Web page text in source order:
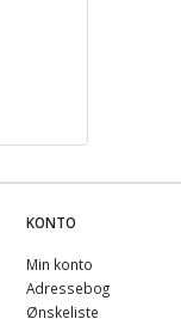
KONTO
Min konto
Adressebog
Ønskeliste